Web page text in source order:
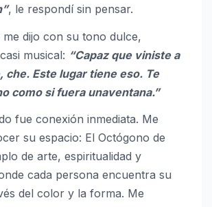
, le respondí sin pensar.
me dijo con su tono dulce,
musical: “Capaz que viniste a
che. Este lugar tiene eso. Te
como si fuera unaventana.”
fue conexión inmediata. Me
su espacio: El Octógono de
de arte, espiritualidad y
cada persona encuentra su
del color y la forma. Me